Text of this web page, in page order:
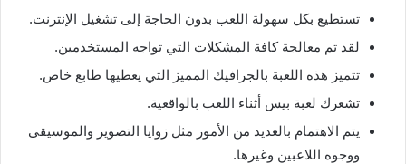
تستطيع بكل سهولة اللعب بدون الحاجة إلى تشغيل الإنترنت.
لقد تم معالجة كافة المشكلات التي تواجه المستخدمين.
تتميز هذه اللعبة بالجرافيك المميز التي يعطيها طابع خاص.
تشعرك لعبة بيس أثناء اللعب بالواقعية.
يتم الاهتمام بالعديد من الأمور مثل زوايا التصوير والموسيقى
ووجوه اللاعبين وغيرها.